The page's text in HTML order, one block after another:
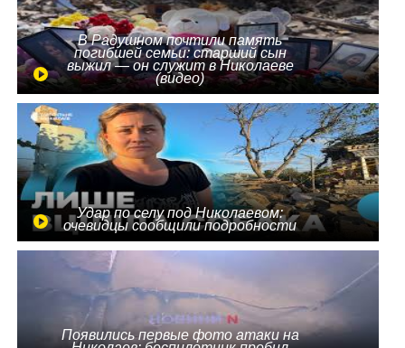
В Радушном почтили память
погибшей семьи: старший сын
выжил — он служит в Николаеве
(видео)
Удар по селу под Николаевом:
очевидцы сообщили подробности
Появились первые фото атаки на